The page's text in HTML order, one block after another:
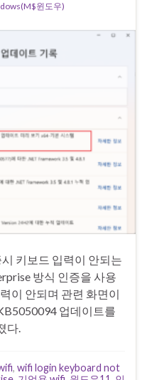
윈도우)
키보드 입력이 안되는
방식 인증을 사용
이 안되며 관련 화면이
업데이트를
다.
, wifi login keyboard not